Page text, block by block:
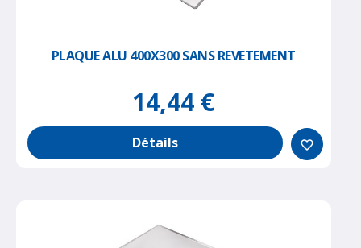
PLAQUE ALU 400X300 SANS REVETEMENT
14,44 €
Détails favorite_border